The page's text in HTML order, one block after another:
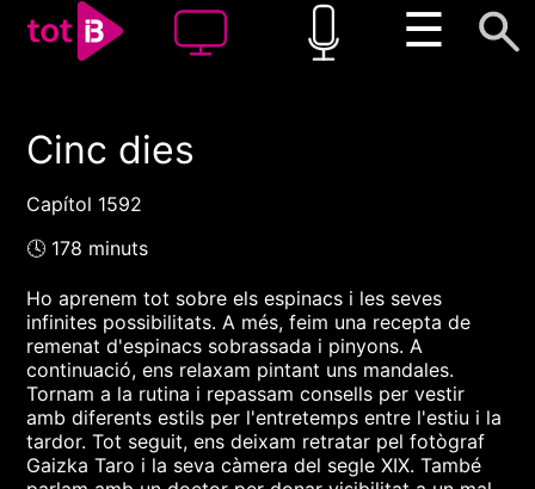
☰
00:00 00:00
Cinc dies
Capítol 1592
🕓 178 minuts
Ho aprenem tot sobre els espinacs i les seves
infinites possibilitats. A més, feim una recepta de
remenat d'espinacs sobrassada i pinyons. A
continuació, ens relaxam pintant uns mandales.
Tornam a la rutina i repassam consells per vestir
amb diferents estils per l'entretemps entre l'estiu i la
tardor. Tot seguit, ens deixam retratar pel fotògraf
Gaizka Taro i la seva càmera del segle XIX. També